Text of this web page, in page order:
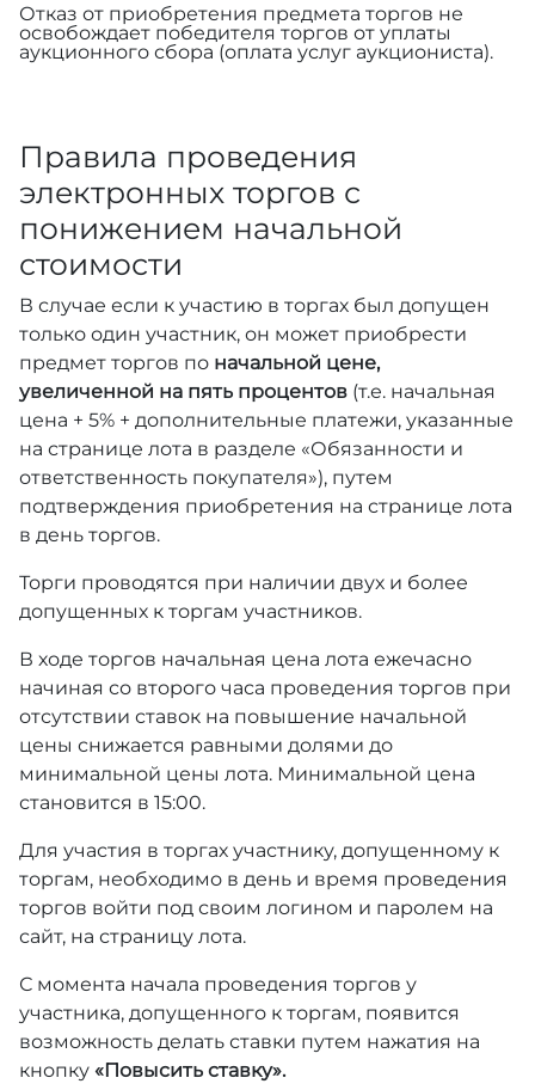
Отказ от приобретения предмета торгов не
освобождает победителя торгов от уплаты
аукционного сбора (оплата услуг аукциониста).
Правила проведения
электронных торгов с
понижением начальной
стоимости
В случае если к участию в торгах был допущен
только один участник, он может приобрести
предмет торгов по начальной цене,
увеличенной на пять процентов (т.е. начальная
цена + 5% + дополнительные платежи, указанные
на странице лота в разделе «Обязанности и
ответственность покупателя»), путем
подтверждения приобретения на странице лота
в день торгов.
Торги проводятся при наличии двух и более
допущенных к торгам участников.
В ходе торгов начальная цена лота ежечасно
начиная со второго часа проведения торгов при
отсутствии ставок на повышение начальной
цены снижается равными долями до
минимальной цены лота. Минимальной цена
становится в 15:00.
Для участия в торгах участнику, допущенному к
торгам, необходимо в день и время проведения
торгов войти под своим логином и паролем на
сайт, на страницу лота.
С момента начала проведения торгов у
участника, допущенного к торгам, появится
возможность делать ставки путем нажатия на
кнопку «Повысить ставку».